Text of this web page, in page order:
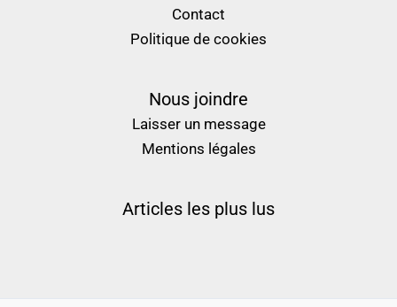
Contact
Politique de cookies
Nous joindre
Laisser un message
Mentions légales
Articles les plus lus